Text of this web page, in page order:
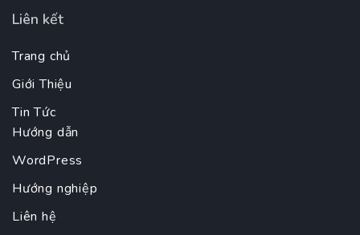
Liên kết
Trang chủ
Giới Thiệu
Tin Tức
Hướng dẫn
WordPress
Hướng nghiệp
Liên hệ